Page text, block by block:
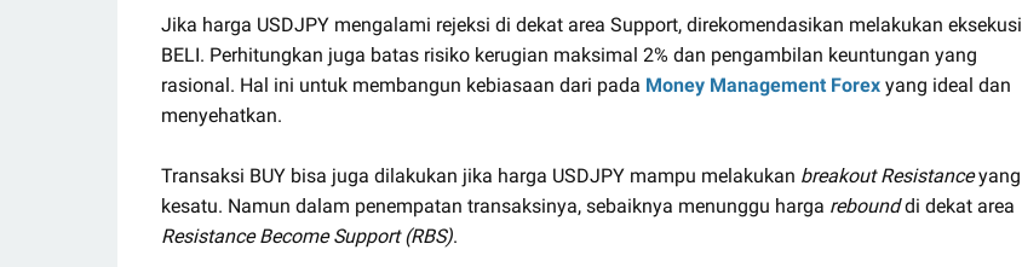
Jika harga USDJPY mengalami rejeksi di dekat area Support, direkomendasikan melakukan eksekusi
BELI. Perhitungkan juga batas risiko kerugian maksimal 2% dan pengambilan keuntungan yang
rasional. Hal ini untuk membangun kebiasaan dari pada Money Management Forex yang ideal dan
menyehatkan.
Transaksi BUY bisa juga dilakukan jika harga USDJPY mampu melakukan breakout Resistanceyang
kesatu. Namun dalam penempatan transaksinya, sebaiknya menunggu harga rebounddi dekat area
Resistance Become Support (RBS).